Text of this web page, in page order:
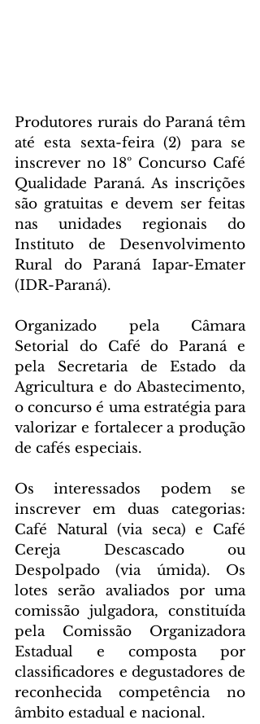
Produtores rurais do Paraná têm
até esta sexta-feira (2) para se
inscrever no 18º Concurso Café
Qualidade Paraná. As inscrições
são gratuitas e devem ser feitas
nas unidades regionais do
Instituto de Desenvolvimento
Rural do Paraná Iapar-Emater
(IDR-Paraná).
Organizado pela Câmara
Setorial do Café do Paraná e
pela Secretaria de Estado da
Agricultura e do Abastecimento,
o concurso é uma estratégia para
valorizar e fortalecer a produção
de cafés especiais.
Os interessados podem se
inscrever em duas categorias:
Café Natural (via seca) e Café
Cereja Descascado ou
Despolpado (via úmida). Os
lotes serão avaliados por uma
comissão julgadora, constituída
pela Comissão Organizadora
Estadual e composta por
classificadores e degustadores de
reconhecida competência no
âmbito estadual e nacional.